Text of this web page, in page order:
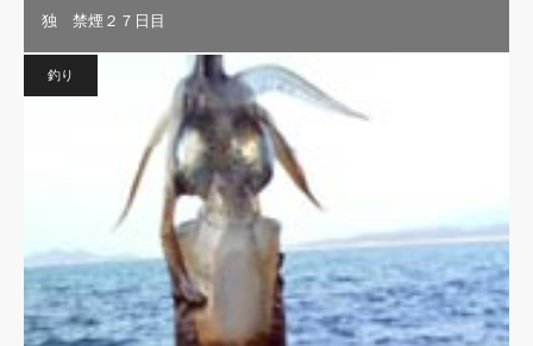
独 禁煙２７日目
釣り